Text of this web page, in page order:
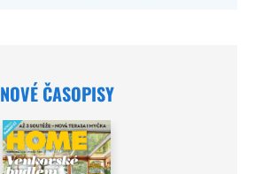
NOVÉ ČASOPISY